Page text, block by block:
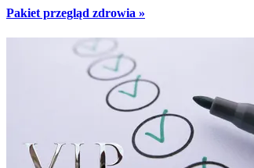
Pakiet przegląd zdrowia »